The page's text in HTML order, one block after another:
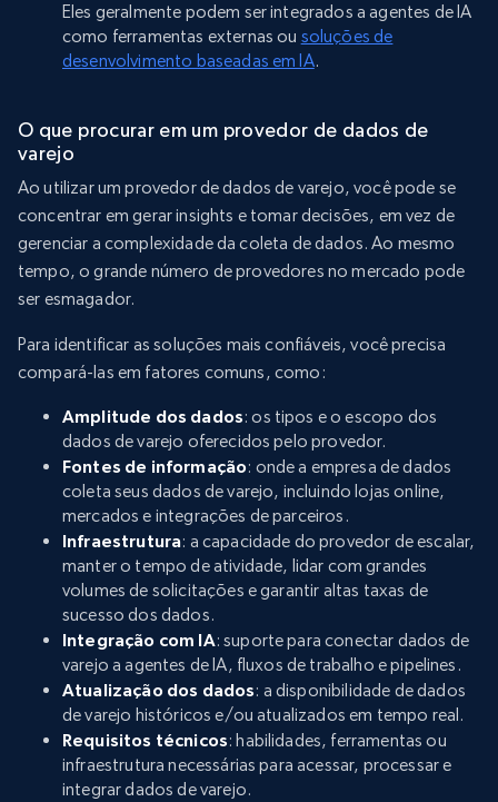
Eles geralmente podem ser integrados a agentes de IA
como ferramentas externas ou soluções de
desenvolvimento baseadas em IA.
O que procurar em um provedor de dados de
varejo
Ao utilizar um provedor de dados de varejo, você pode se
concentrar em gerar insights e tomar decisões, em vez de
gerenciar a complexidade da coleta de dados. Ao mesmo
tempo, o grande número de provedores no mercado pode
ser esmagador.
Para identificar as soluções mais confiáveis, você precisa
compará-las em fatores comuns, como:
Amplitude dos dados: os tipos e o escopo dos
dados de varejo oferecidos pelo provedor.
Fontes de informação: onde a empresa de dados
coleta seus dados de varejo, incluindo lojas online,
mercados e integrações de parceiros.
Infraestrutura: a capacidade do provedor de escalar,
manter o tempo de atividade, lidar com grandes
volumes de solicitações e garantir altas taxas de
sucesso dos dados.
Integração com IA: suporte para conectar dados de
varejo a agentes de IA, fluxos de trabalho e pipelines.
Atualização dos dados: a disponibilidade de dados
de varejo históricos e/ou atualizados em tempo real.
Requisitos técnicos: habilidades, ferramentas ou
infraestrutura necessárias para acessar, processar e
integrar dados de varejo.